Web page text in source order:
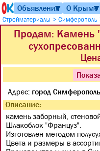
Объявления
▼ О Крыме
▼
Стройматериалы > Симферополь
Продам: Камень
Адрес: город Симферополь
Описание:
камень заборный,
Шлакоблок "Француз".
Изготовлен методом
Цвета и размеры в